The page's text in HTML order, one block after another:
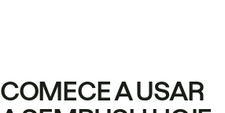
COMECE A USAR